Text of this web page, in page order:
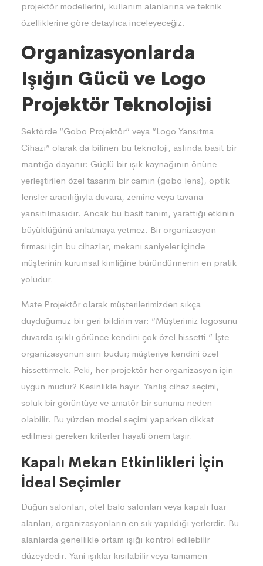
projektör modellerini, kullanım alanlarına ve teknik
özelliklerine göre detaylıca inceleyeceğiz.
Organizasyonlarda
Işığın Gücü ve Logo
Projektör Teknolojisi
Sektörde “Gobo Projektör” veya “Logo Yansıtma
Cihazı” olarak da bilinen bu teknoloji, aslında basit bir
mantığa dayanır: Güçlü bir ışık kaynağının önüne
yerleştirilen özel tasarım bir camın (gobo lens), optik
lensler aracılığıyla duvara, zemine veya tavana
yansıtılmasıdır. Ancak bu basit tanım, yarattığı etkinin
büyüklüğünü anlatmaya yetmez. Bir organizasyon
firması için bu cihazlar, mekanı saniyeler içinde
müşterinin kurumsal kimliğine büründürmenin en pratik
yoludur.
Mate Projektör olarak müşterilerimizden sıkça
duyduğumuz bir geri bildirim var: “Müşterimiz logosunu
duvarda ışıklı görünce kendini çok özel hissetti.” İşte
organizasyonun sırrı budur; müşteriye kendini özel
hissettirmek. Peki, her projektör her organizasyon için
uygun mudur? Kesinlikle hayır. Yanlış cihaz seçimi,
soluk bir görüntüye ve amatör bir sunuma neden
olabilir. Bu yüzden model seçimi yaparken dikkat
edilmesi gereken kriterler hayati önem taşır.
Kapalı Mekan Etkinlikleri İçin
İdeal Seçimler
Düğün salonları, otel balo salonları veya kapalı fuar
alanları, organizasyonların en sık yapıldığı yerlerdir. Bu
alanlarda genellikle ortam ışığı kontrol edilebilir
düzeydedir. Yani ışıklar kısılabilir veya tamamen